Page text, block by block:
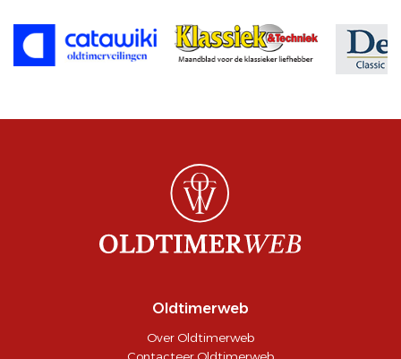
Oldtimerweb
Over Oldtimerweb